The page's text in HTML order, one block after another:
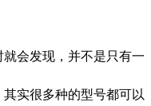
会发现，并不是只有一
实很多种的型号都可以